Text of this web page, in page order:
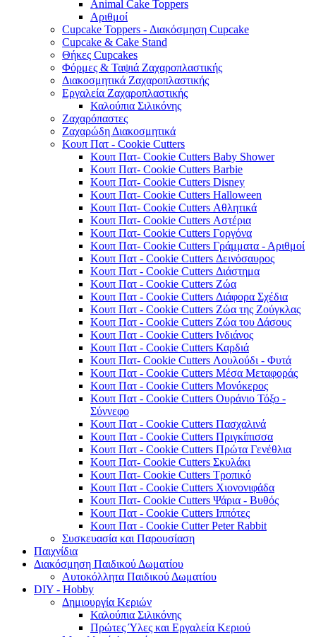
Animal Cake Toppers
Αριθμοί
Cupcake Toppers - Διακόσμηση Cupcake
Cupcake & Cake Stand
Θήκες Cupcakes
Φόρμες & Ταψιά Ζαχαροπλαστικής
Διακοσμητικά Ζαχαροπλαστικής
Εργαλεία Ζαχαροπλαστικής
Καλούπια Σιλικόνης
Ζαχαρόπαστες
Ζαχαρώδη Διακοσμητικά
Κουπ Πατ - Cookie Cutters
Κουπ Πατ- Cookie Cutters Baby Shower
Κουπ Πατ- Cookie Cutters Barbie
Κουπ Πατ- Cookie Cutters Disney
Κουπ Πατ- Cookie Cutters Halloween
Κουπ Πατ- Cookie Cutters Αθλητικά
Κουπ Πατ- Cookie Cutters Αστέρια
Κουπ Πατ- Cookie Cutters Γοργόνα
Κουπ Πατ- Cookie Cutters Γράμματα - Αριθμοί
Κουπ Πατ - Cookie Cutters Δεινόσαυρος
Κουπ Πατ - Cookie Cutters Διάστημα
Κουπ Πατ - Cookie Cutters Ζώα
Κουπ Πατ - Cookie Cutters Διάφορα Σχέδια
Κουπ Πατ - Cookie Cutters Ζώα της Ζούγκλας
Κουπ Πατ - Cookie Cutters Ζώα του Δάσους
Κουπ Πατ - Cookie Cutters Ινδιάνος
Κουπ Πατ - Cookie Cutters Καρδιά
Κουπ Πατ- Cookie Cutters Λουλούδι - Φυτά
Κουπ Πατ - Cookie Cutters Μέσα Μεταφοράς
Κουπ Πατ - Cookie Cutters Μονόκερος
Κουπ Πατ - Cookie Cutters Ουράνιο Τόξο -
Σύννεφο
Κουπ Πατ - Cookie Cutters Πασχαλινά
Κουπ Πατ - Cookie Cutters Πριγκίπισσα
Κουπ Πατ - Cookie Cutters Πρώτα Γενέθλια
Κουπ Πατ- Cookie Cutters Σκυλάκι
Κουπ Πατ- Cookie Cutters Τροπικό
Κουπ Πατ - Cookie Cutters Χιονονιφάδα
Κουπ Πατ- Cookie Cutters Ψάρια - Βυθός
Κουπ Πατ - Cookie Cutters Ιππότες
Κουπ Πατ - Cookie Cutter Peter Rabbit
Συσκευασία και Παρουσίαση
Παιχνίδια
Διακόσμηση Παιδικού Δωματίου
Αυτοκόλλητα Παιδικού Δωματίου
DIY - Hobby
Δημιουργία Κεριών
Καλούπια Σιλικόνης
Πρώτες Ύλες και Εργαλεία Κεριού